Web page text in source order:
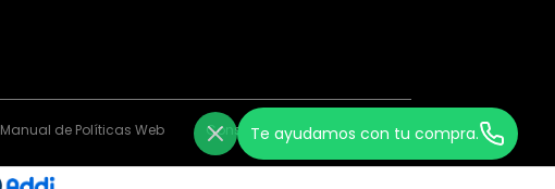
Te ayudamos con tu compra.
Manual de Políticas Web Consentimiento Web